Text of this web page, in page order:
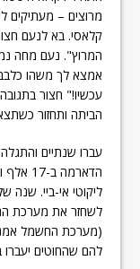
מרוצים – מעתיקים
קלאסי. בא לנעם
המרוץ". נעם מחה
אמצא לך משהו
עכשיו!" חצור
הביתה ותחזור
ליקוטי אי-ביי.
לשחזר את מערכת
(מערכת החשמל
להם שהחוטים